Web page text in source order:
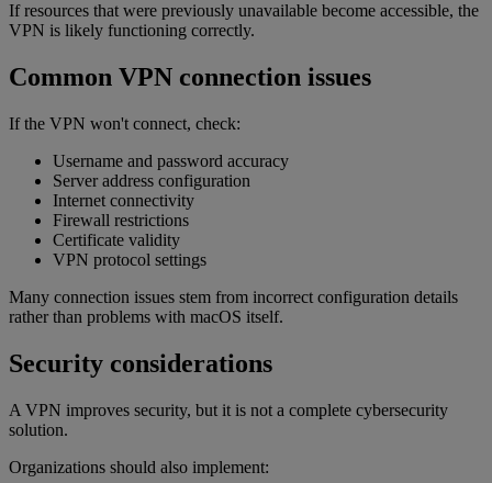
If resources that were previously unavailable become accessible, the
VPN is likely functioning correctly.
Common VPN connection issues
If the VPN won't connect, check:
Username and password accuracy
Server address configuration
Internet connectivity
Firewall restrictions
Certificate validity
VPN protocol settings
Many connection issues stem from incorrect configuration details
rather than problems with macOS itself.
Security considerations
A VPN improves security, but it is not a complete cybersecurity
solution.
Organizations should also implement: